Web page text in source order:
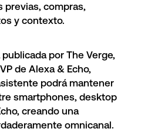
previas, compras,
y contexto.
por The Verge,
de Alexa & Echo,
podrá mantener
smartphones, desktop
creando una
omnicanal.